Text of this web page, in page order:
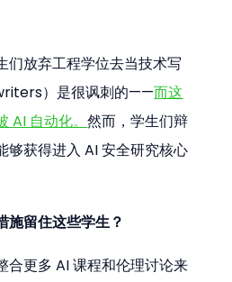
们放弃工程学位去当技术写
）是很讽刺的——而这
AI 自动化。然而，学生们辩
够获得进入 AI 安全研究核心
施留住这些学生？
合更多 AI 课程和伦理讨论来